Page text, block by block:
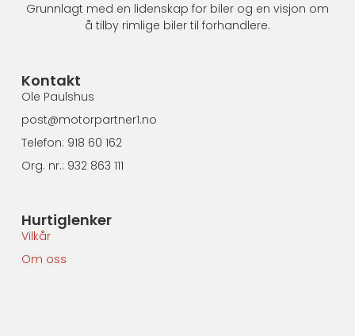
Grunnlagt med en lidenskap for biler og en visjon om
å tilby rimlige biler til forhandlere.
Hurtiglenker
Vilkår
Om oss
Kontakt
Ole Paulshus
post@motorpartner1.no
Telefon: 918 60 162
Org. nr.: 932 863 111